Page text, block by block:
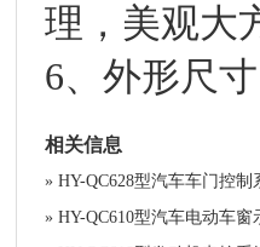
理，美观大
6、外形尺
相关信息
» HY-QC628型汽车车门控
» HY-QC610型汽车电动车窗